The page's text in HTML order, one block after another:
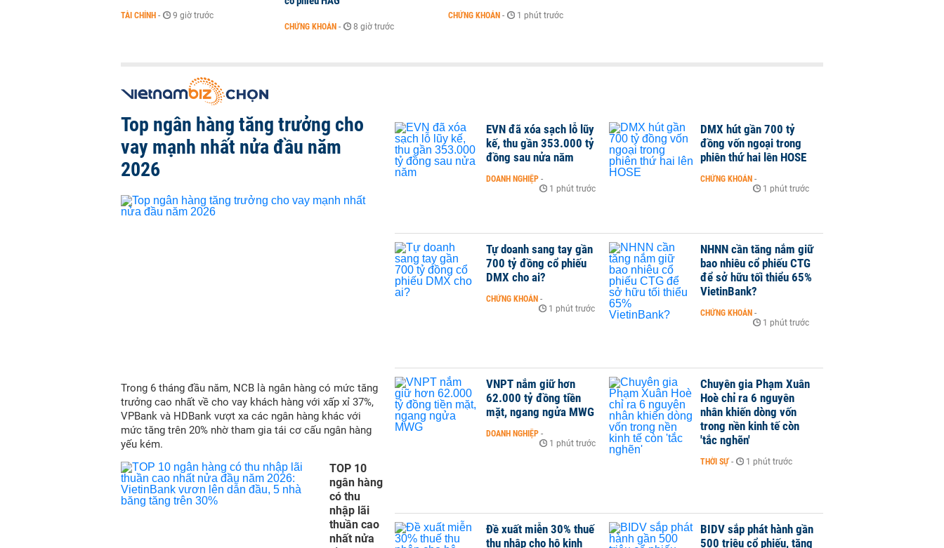
TÀI CHÍNH - 9 giờ trước
CHỨNG KHOÁN - 8 giờ trước
CHỨNG KHOÁN - 1 phút trước
Top ngân hàng tăng trưởng cho
vay mạnh nhất nửa đầu năm
2026
Trong 6 tháng đầu năm, NCB là ngân hàng có mức tăng
trưởng cao nhất về cho vay khách hàng với xấp xỉ 37%,
VPBank và HDBank vượt xa các ngân hàng khác với
mức tăng trên 20% nhờ tham gia tái cơ cấu ngân hàng
yếu kém.
TOP 10
ngân hàng
có thu
nhập lãi
thuần cao
nhất nửa
EVN đã xóa sạch lỗ lũy
kế, thu gần 353.000 tỷ
đồng sau nửa năm
DOANH NGHIỆP -
1 phút trước
DMX hút gần 700 tỷ
đồng vốn ngoại trong
phiên thứ hai lên HOSE
CHỨNG KHOÁN -
1 phút trước
Tự doanh sang tay gần
700 tỷ đồng cổ phiếu
DMX cho ai?
CHỨNG KHOÁN -
1 phút trước
NHNN cần tăng nắm giữ
bao nhiêu cổ phiếu CTG
để sở hữu tối thiểu 65%
VietinBank?
CHỨNG KHOÁN -
1 phút trước
VNPT nắm giữ hơn
62.000 tỷ đồng tiền
mặt, ngang ngửa MWG
DOANH NGHIỆP -
1 phút trước
Chuyên gia Phạm Xuân
Hoè chỉ ra 6 nguyên
nhân khiến dòng vốn
trong nền kinh tế còn
'tắc nghẽn'
THỜI SỰ - 1 phút trước
Đề xuất miễn 30% thuế
thu nhập cho hộ kinh
BIDV sắp phát hành gần
500 triệu cổ phiếu, tăng